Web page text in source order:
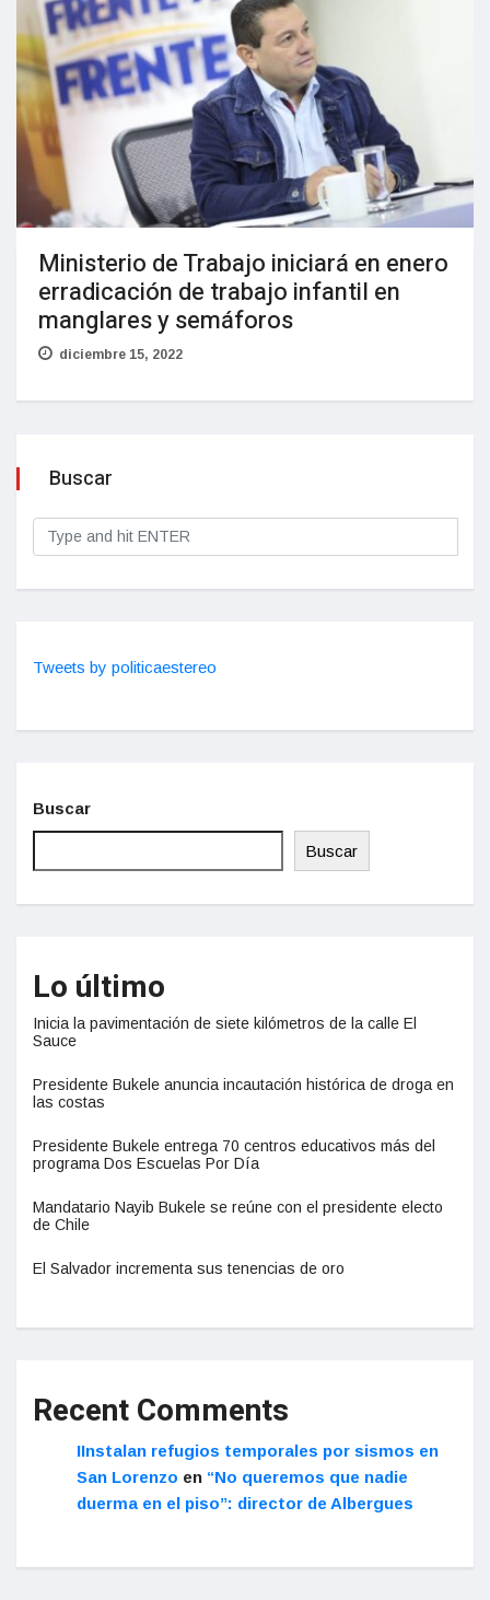
Ministerio de Trabajo iniciará en enero
erradicación de trabajo infantil en
manglares y semáforos
diciembre 15, 2022
Buscar
Tweets by politicaestereo
Buscar
Buscar
Lo último
Inicia la pavimentación de siete kilómetros de la calle El
Sauce
Presidente Bukele anuncia incautación histórica de droga en
las costas
Presidente Bukele entrega 70 centros educativos más del
programa Dos Escuelas Por Día
Mandatario Nayib Bukele se reúne con el presidente electo
de Chile
El Salvador incrementa sus tenencias de oro
Recent Comments
IInstalan refugios temporales por sismos en
San Lorenzo en “No queremos que nadie
duerma en el piso”: director de Albergues